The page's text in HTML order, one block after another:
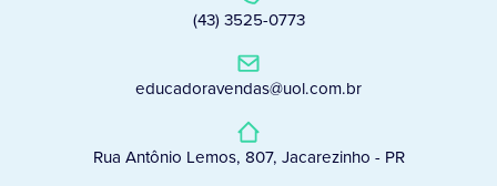
(43) 3525-0773
educadoravendas@uol.com.br
Rua Antônio Lemos, 807, Jacarezinho - PR